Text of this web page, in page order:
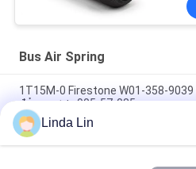
Bus Air Spring
1T15M-0 Firestone W01-358-
đảo ngược 905-57-085
W013588646 Neway Bus Air Spring
Yutong 1T15M-2
Linda Lin